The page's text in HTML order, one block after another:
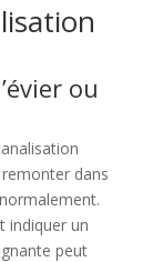
ou
dans
indiquer un
peut